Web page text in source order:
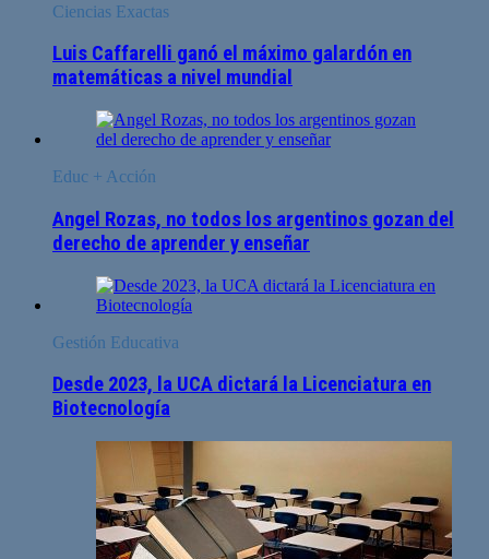
Ciencias Exactas
Luis Caffarelli ganó el máximo galardón en
matemáticas a nivel mundial
Educ + Acción
Angel Rozas, no todos los argentinos gozan del
derecho de aprender y enseñar
Gestión Educativa
Desde 2023, la UCA dictará la Licenciatura en
Biotecnología